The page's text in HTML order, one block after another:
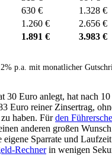
630 € 1.328 €
1.260 € 2.656 €
1.891 € 3.983 €
p.a. mit monatlicher
30 Euro anlegt, hat nach
Euro reiner Zinsertrag,
haben. Fürden
anderen großen
eigene Sparrate und
Rechnerin wenigen